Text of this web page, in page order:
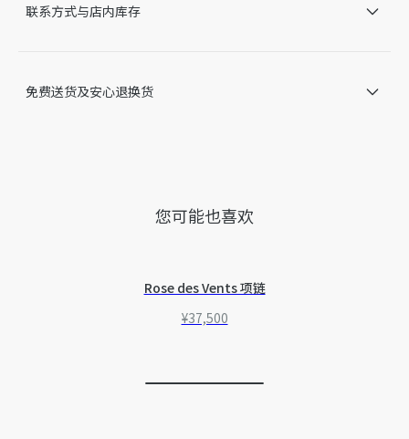
和潮湿环境。
力。
联系方式与店内库存
免费送货及安心退换货
您可能也喜欢
Rose des Vents 项链
¥37,500